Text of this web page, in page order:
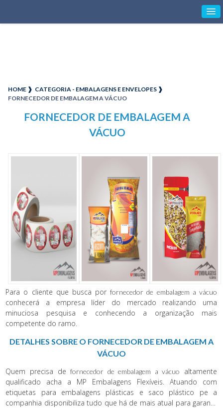
HOME ❱ CATEGORIA - EMBALAGENS E ENVELOPES ❱
FORNECEDOR DE EMBALAGEM A VÁCUO
FORNECEDOR DE EMBALAGEM A
VÁCUO
Para o cliente que busca porfornecedor de embalagem a vácuo
conhecerá a empresa líder do mercado realizando uma
minuciosa pesquisa e conhecendo a organização mais
competente do ramo.
DETALHES SOBRE O FORNECEDOR DE EMBALAGEM A
VÁCUO
Quem precisa defornecedor de embalagem a vácuo
altamente
qualificado acha a MP Embalagens Flexíveis. Atuando com
etiquetas para embalagens plásticas e saco plástico pe a
companhia disponibiliza tudo que há de mais atual para garantir